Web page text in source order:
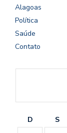
Alagoas
Política
Saúde
Contato
D S